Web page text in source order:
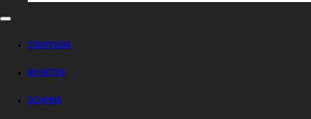
STARTSIDA
NYHETER
SCHEMA